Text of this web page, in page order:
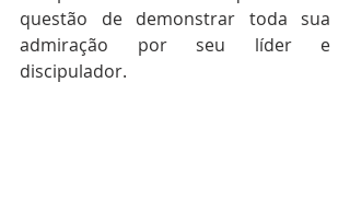
questão de demonstrar toda sua
admiração por seu líder e
discipulador.